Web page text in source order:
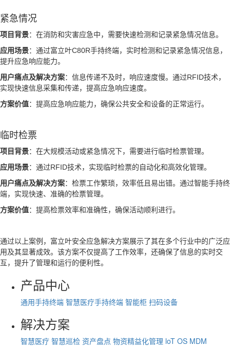
紧急情况
项目背景：在消防和灾害应急中，需要快速检测和记录紧急情况信息。
应用场景：通过富立叶C80R手持终端，实时检测和记录紧急情况信息，
提升应急响应能力。
用户痛点及解决方案：信息传递不及时，响应速度慢。通过RFID技术，
实现快速信息采集和传递，提高应急响应速度。
方案价值：提高应急响应能力，确保公共安全和设备的正常运行。
临时检票
项目背景：在大规模活动或紧急情况下，需要进行临时检票管理。
应用场景：通过RFID技术，实现临时检票的自动化和高效化管理。
用户痛点及解决方案：检票工作繁琐，效率低且易出错。通过智能手持终
端，实现快速、准确的检票管理。
方案价值：提高检票效率和准确性，确保活动顺利进行。
通过以上案例，富立叶安全应急解决方案展示了其在多个行业中的广泛应
用及其显著成效。该方案不仅提高了工作效率，还确保了信息的实时交
互，提升了管理和运行的便利性。
产品中心
通用手持终端 智慧医疗手持终端 智能柜 扫码设备
解决方案
智慧医疗 智慧巡检 资产盘点 物资精益化管理 loT OS MDM